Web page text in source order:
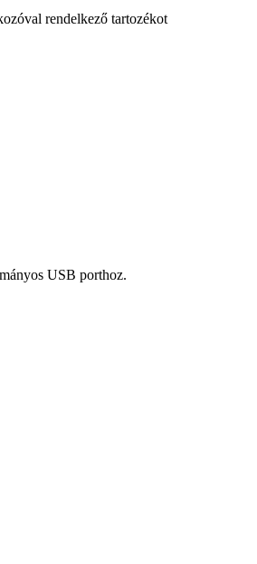
rendelkező tartozékot
USB porthoz.